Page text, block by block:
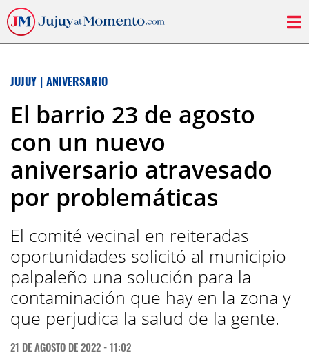
JUJUY | ANIVERSARIO
El barrio 23 de agosto
con un nuevo
aniversario atravesado
por problemáticas
El comité vecinal en reiteradas
oportunidades solicitó al municipio
palpaleño una solución para la
contaminación que hay en la zona y
que perjudica la salud de la gente.
21 DE AGOSTO DE 2022 - 11:02